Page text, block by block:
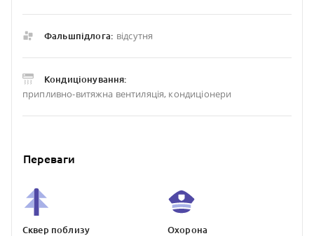
Фальшпідлога: відсутня
Кондиціонування:
припливно-витяжна вентиляція, кондиціонери
Переваги
Сквер поблизу Охорона